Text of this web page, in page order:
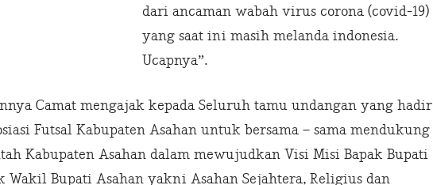
dari ancaman wabah virus corona (covid-19)
yang saat ini masih melanda indonesia.
Ucapnya”.
Camat mengajak kepada Seluruh tamu undangan yang hadir
Futsal Kabupaten Asahan untuk bersama – sama mendukung
Kabupaten Asahan dalam mewujudkan Visi Misi Bapak Bupati
Wakil Bupati Asahan yakni Asahan Sejahtera, Religius dan